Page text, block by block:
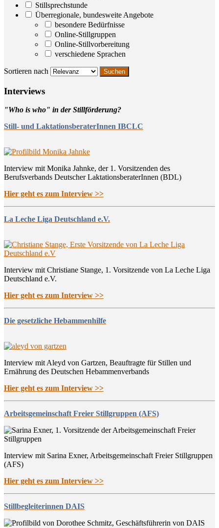
Stillsprechstunde
Überregionale, bundesweite Angebote
besondere Bedürfnisse
Online-Stillgruppen
Online-Stillvorbereitung
verschiedene Sprachen
Sortieren nach
Inter­views
"Who is who" in der Stillförderung?
Still- und LaktationsberaterInnen IBCLC
Interview mit Monika Jahnke, der 1. Vorsitzenden des
Berufsverbands Deutscher LaktationsberaterInnen (BDL)
Hier geht es zum Interview >>
La Leche Liga Deutschland e.V.
Interview mit Christiane Stange, 1. Vorsitzende von La Leche Liga
Deutschland e.V.
Hier geht es zum Interview >>
Die gesetzliche Hebammenhilfe
Interview mit Aleyd von Gartzen, Beauftragte für Stillen und
Ernährung des Deutschen Hebammenverbands
Hier geht es zum Interview >>
Arbeitsgemeinschaft Freier Stillgruppen (AFS)
Interview mit Sarina Exner, Arbeitsgemeinschaft Freier Stillgruppen
(AFS)
Hier geht es zum Interview >>
Stillbegleiterinnen DAIS